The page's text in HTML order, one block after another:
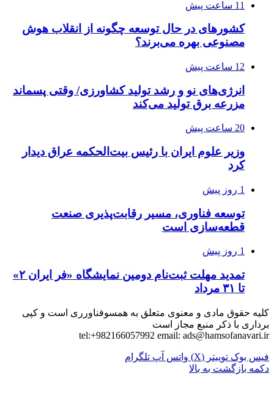
11 ساعت پیش
کشورهای در حال توسعه چگونه از انقلاب هوش
مصنوعی بهره می‌برند؟
12 ساعت پیش
انرژی‌های نو و رشد تولید کشاورزی/ وقتی پسماند
مزرعه‌ برق تولید می‌کند
20 ساعت پیش
وزیر علوم ایران با رئیس بیت‌الحکمه عراق دیدار
کرد
1 روز پیش
توسعه فناوری، مسیر رقابت‌پذیری صنعت
قطعه‌سازی است
1 روز پیش
تمدید مهلت ثبت‌نام دومین نمایشگاه «فر ایران ۲»
تا ۳۱ مرداد
کلیه حقوق مادی و معنوی متعلق به همسوفناورری است و کپی
برداری با ذکر منبع مجاز است
tel:+982166057992 email: ads@hamsofanavari.ir
فیس بوک توییتر (X) واتس آپ تلگرام
دکمه بازگشت به بالا